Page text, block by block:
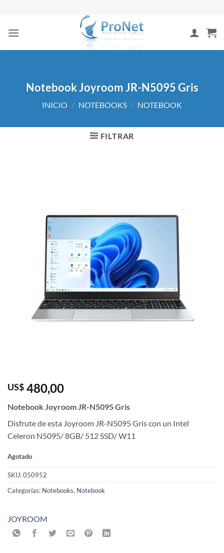
contenido
Notebook Joyroom JR-N5095 Gris
INICIO / NOTEBOOKS / NOTEBOOK
FILTRAR
US$ 480,00
Notebook Joyroom JR-N5095 Gris
Disfrute de esta Joyroom JR-N5095 Gris con un Intel
Celeron N5095/ 8GB/ 512 SSD/ W11
Agotado
SKU:050952
Categorías: Notebooks, Notebook
JOYROOM